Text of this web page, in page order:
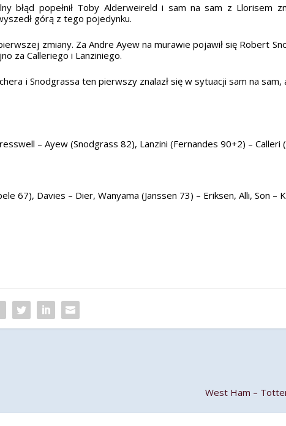
błąd popełnił Toby Alderweireld i sam na sam z Llorisem
górą z tego pojedynku.
zmiany. Za Andre Ayew na murawie pojawił się Robert
za Calleriego i Lanziniego.
i Snodgrassa ten pierwszy znalazł się w sytuacji sam na sam,
– Ayew (Snodgrass 82), Lanzini (Fernandes 90+2) – Calleri
67), Davies – Dier, Wanyama (Janssen 73) – Eriksen, Alli, Son –
West Ham –